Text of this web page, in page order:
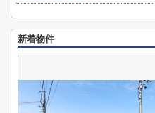
新着物件